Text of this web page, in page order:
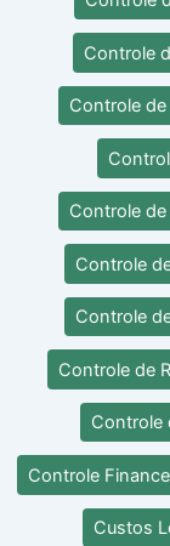
Controle
Controle
Controle
Controle
Controle
Controle de
Controle
Controle
Custos